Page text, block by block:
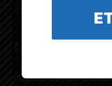
confortabila in
Neptun